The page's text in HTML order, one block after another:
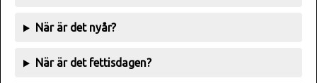
När är det nyår?
När är det fettisdagen?